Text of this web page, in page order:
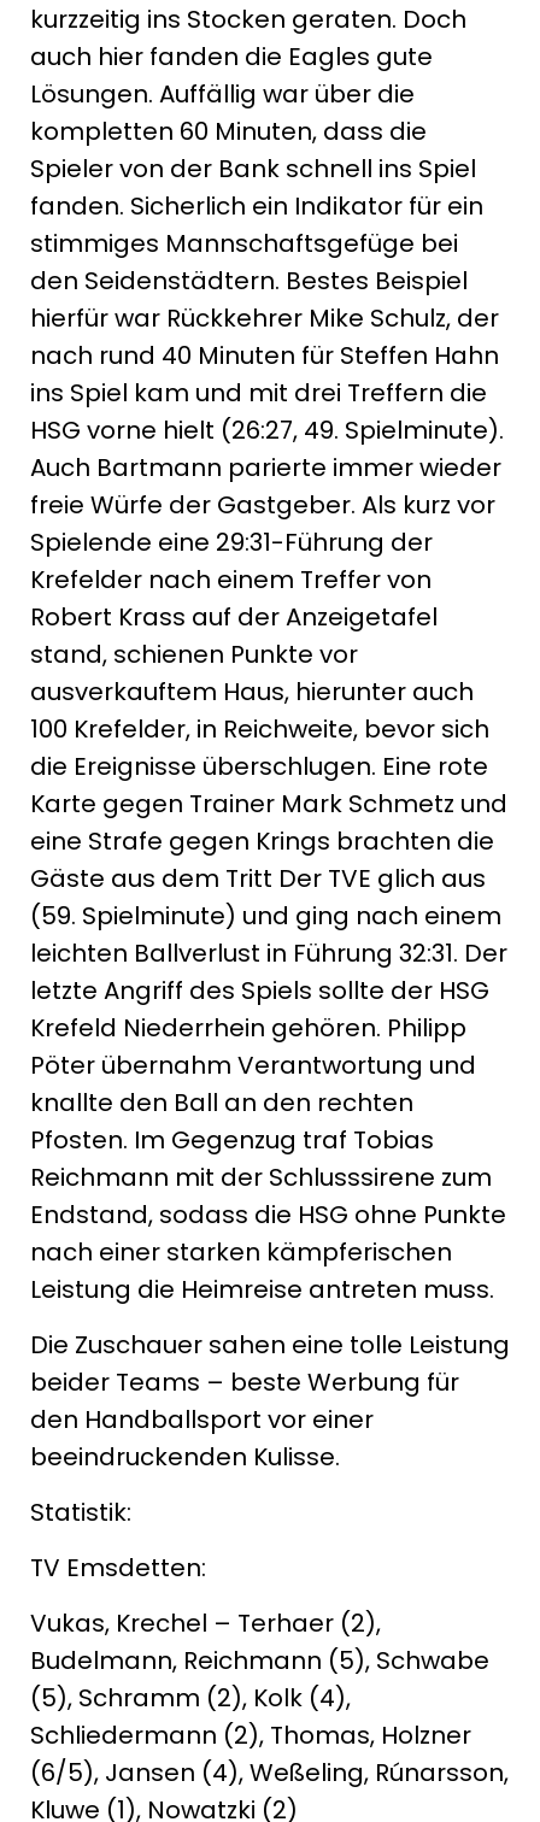
kurzzeitig ins Stocken geraten. Doch
auch hier fanden die Eagles gute
Lösungen. Auffällig war über die
kompletten 60 Minuten, dass die
Spieler von der Bank schnell ins Spiel
fanden. Sicherlich ein Indikator für ein
stimmiges Mannschaftsgefüge bei
den Seidenstädtern. Bestes Beispiel
hierfür war Rückkehrer Mike Schulz, der
nach rund 40 Minuten für Steffen Hahn
ins Spiel kam und mit drei Treffern die
HSG vorne hielt (26:27, 49. Spielminute).
Auch Bartmann parierte immer wieder
freie Würfe der Gastgeber. Als kurz vor
Spielende eine 29:31-Führung der
Krefelder nach einem Treffer von
Robert Krass auf der Anzeigetafel
stand, schienen Punkte vor
ausverkauftem Haus, hierunter auch
100 Krefelder, in Reichweite, bevor sich
die Ereignisse überschlugen. Eine rote
Karte gegen Trainer Mark Schmetz und
eine Strafe gegen Krings brachten die
Gäste aus dem Tritt Der TVE glich aus
(59. Spielminute) und ging nach einem
leichten Ballverlust in Führung 32:31. Der
letzte Angriff des Spiels sollte der HSG
Krefeld Niederrhein gehören. Philipp
Pöter übernahm Verantwortung und
knallte den Ball an den rechten
Pfosten. Im Gegenzug traf Tobias
Reichmann mit der Schlusssirene zum
Endstand, sodass die HSG ohne Punkte
nach einer starken kämpferischen
Leistung die Heimreise antreten muss.
Die Zuschauer sahen eine tolle Leistung
beider Teams – beste Werbung für
den Handballsport vor einer
beeindruckenden Kulisse.
Statistik:
TV Emsdetten:
Vukas, Krechel – Terhaer (2),
Budelmann, Reichmann (5), Schwabe
(5), Schramm (2), Kolk (4),
Schliedermann (2), Thomas, Holzner
(6/5), Jansen (4), Weßeling, Rúnarsson,
Kluwe (1), Nowatzki (2)